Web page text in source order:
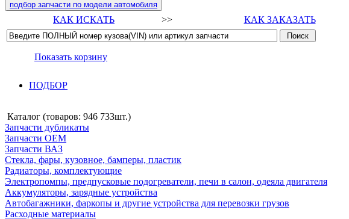
подбор запчасти по модели автомобиля
КАК ИСКАТЬ >> КАК ЗАКАЗАТЬ
Показать корзину
ПОДБОР
Каталог (товаров: 946 733шт.)
Запчасти дубликаты
Запчасти ОЕМ
Запчасти ВАЗ
Стекла, фары, кузовное, бамперы, пластик
Радиаторы, комплектующие
Электропомпы, предпусковые подогреватели, печи в салон, одеяла двигателя
Аккумуляторы, зарядные устройства
Автобагажники, фаркопы и другие устройства для перевозки грузов
Расходные материалы